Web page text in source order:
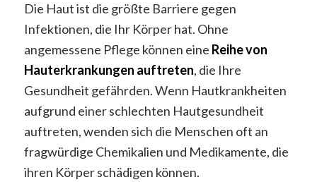
Die Haut ist die größte Barriere gegen
Infektionen, die Ihr Körper hat. Ohne
angemessene Pflege können eine Reihe von
Hauterkrankungen auftreten, die Ihre
Gesundheit gefährden. Wenn Hautkrankheiten
aufgrund einer schlechten Hautgesundheit
auftreten, wenden sich die Menschen oft an
fragwürdige Chemikalien und Medikamente, die
ihren Körper schädigen können.